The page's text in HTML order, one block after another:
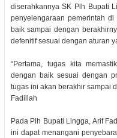
diserahkannya SK Plh Bupati
penyelengaraan pemerintah
baik sampai dengan
defenitif sesuai dengan aturan
“Pertama, tugas kita
dengan baik sesuai dengan
tugas ini akan berakhir sampai
Fadillah
Pada Plh Bupati Lingga, Arif
ini dapat menangani